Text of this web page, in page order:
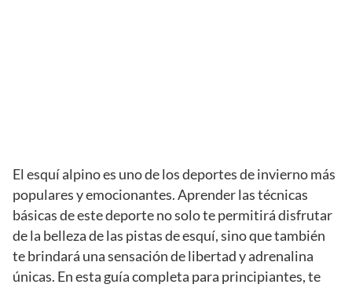
El esquí alpino es uno de los deportes de invierno más
populares y emocionantes. Aprender las técnicas
básicas de este deporte no solo te permitirá disfrutar
de la belleza de las pistas de esquí, sino que también
te brindará una sensación de libertad y adrenalina
únicas. En esta guía completa para principiantes, te